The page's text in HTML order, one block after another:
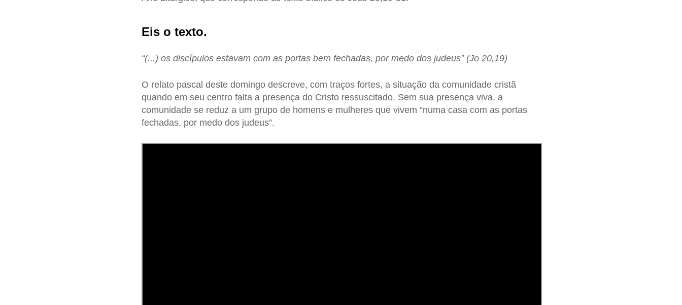
Eis o texto.
“(...) os discípulos estavam com as portas bem fechadas, por medo dos judeus” (Jo 20,19)
O relato pascal deste domingo descreve, com traços fortes, a situação da comunidade cristã
quando em seu centro falta a presença do Cristo ressuscitado. Sem sua presença viva, a
comunidade se reduz a um grupo de homens e mulheres que vivem “numa casa com as portas
fechadas, por medo dos judeus”.